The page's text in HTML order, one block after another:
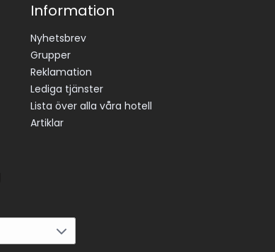
Information
Nyhetsbrev
Grupper
Reklamation
Lediga tjänster
Lista över alla våra hotell
Artiklar